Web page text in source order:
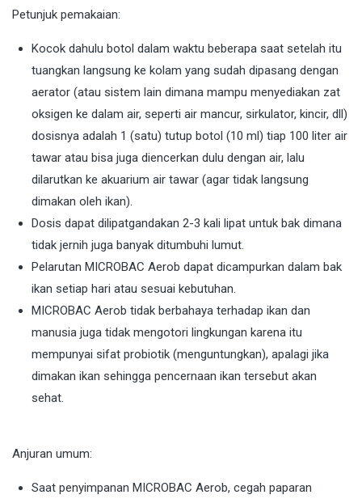
Petunjuk pemakaian:
Kocok dahulu botol dalam waktu beberapa saat setelah itu
tuangkan langsung ke kolam yang sudah dipasang dengan
aerator (atau sistem lain dimana mampu menyediakan zat
oksigen ke dalam air, seperti air mancur, sirkulator, kincir, dll)
dosisnya adalah 1 (satu) tutup botol (10 ml) tiap 100 liter air
tawar atau bisa juga diencerkan dulu dengan air, lalu
dilarutkan ke akuarium air tawar (agar tidak langsung
dimakan oleh ikan).
Dosis dapat dilipatgandakan 2-3 kali lipat untuk bak dimana
tidak jernih juga banyak ditumbuhi lumut.
Pelarutan MICROBAC Aerob dapat dicampurkan dalam bak
ikan setiap hari atau sesuai kebutuhan.
MICROBAC Aerob tidak berbahaya terhadap ikan dan
manusia juga tidak mengotori lingkungan karena itu
mempunyai sifat probiotik (menguntungkan), apalagi jika
dimakan ikan sehingga pencernaan ikan tersebut akan
sehat.
Anjuran umum:
Saat penyimpanan MICROBAC Aerob, cegah paparan